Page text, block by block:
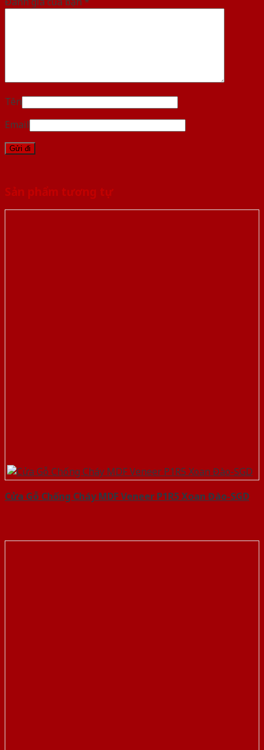
Tên
Email
Sản phẩm tương tự
Cửa Gỗ Chống Cháy MDF Veneer P1R5 Xoan Đào-SGD